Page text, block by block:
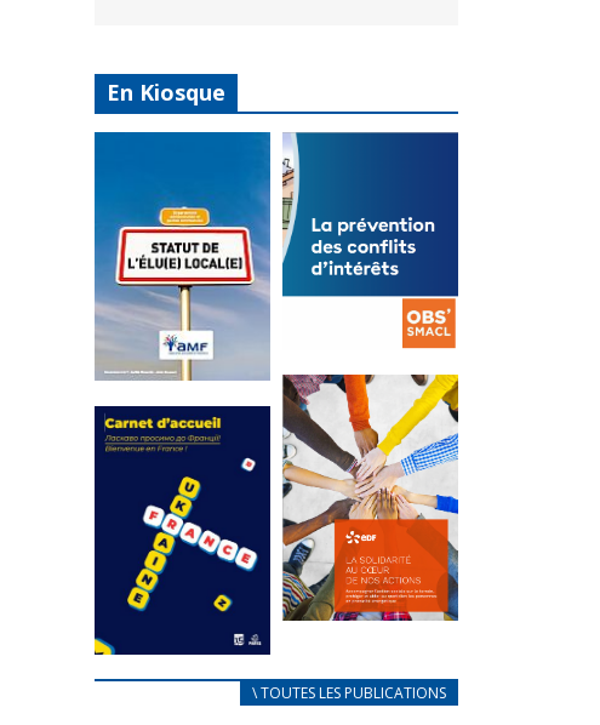
En Kiosque
Statut de
l’élu local
Mise à jour avril
2024
FEUILLETER
La
prévention
des conflits
d’intérêts
18 septembre 2023
FEUILLETER
au coeur de
nos actions
\ TOUTES LES PUBLICATIONS